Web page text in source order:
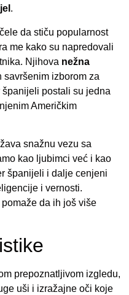
.
da stiču popularnost
me kako su napredovali
Njihova nežna
savršenim izborom za
španijeli postali su jedna
Američkim
snažnu vezu sa
kao ljubimci već i kao
španijeli i dalje cenjeni
i vernosti.
da ih još više
prepoznatljivom izgledu,
uši i izražajne oči koje